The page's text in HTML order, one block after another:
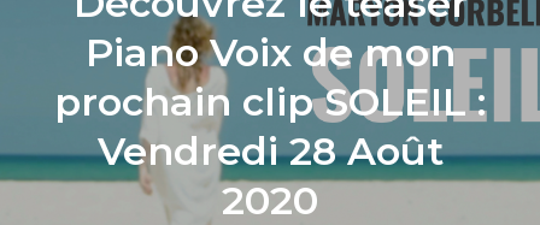
Piano Voix de mon
prochain clip SOLEIL :
Vendredi 28 Août
2020